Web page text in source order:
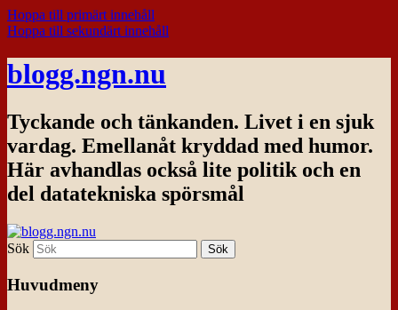
Hoppa till primärt innehåll
Hoppa till sekundärt innehåll
blogg.ngn.nu
Tyckande och tänkanden. Livet i en sjuk
vardag. Emellanåt kryddad med humor.
Här avhandlas också lite politik och en
del datatekniska spörsmål
Sök
Huvudmeny